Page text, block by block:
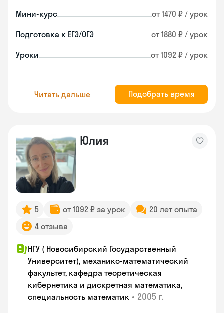
Мини-курс от 1470 ₽ / урок
Подготовка к ЕГЭ/ОГЭ от 1880 ₽ / урок
Уроки от 1092 ₽ / урок
Читать дальше Подобрать время
Юлия
5 от 1092 ₽ за урок
20 лет опыта
4 отзыва
НГУ ( Новосибирский Государственный
Университет), механико-математический
факультет, кафедра теоретическая
кибернетика и дискретная математика,
специальность математик • 2005 г.